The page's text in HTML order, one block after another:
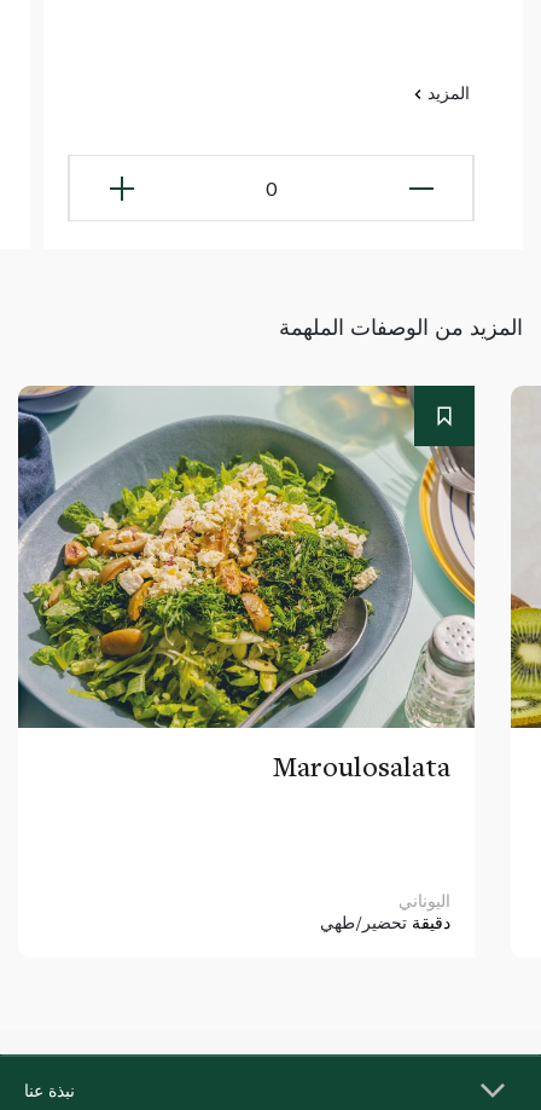
المزيد
0
المزيد من الوصفات الملهمة
Maroulosalata
اليوناني
دقيقة تحضير/طهي
نبذة عنا